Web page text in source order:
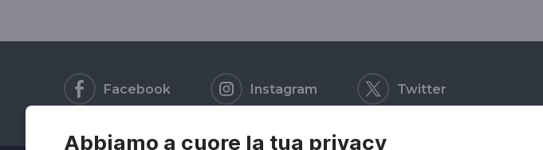
Abbiamo a cuore la tua privacy
Facebook Instagram Twitter